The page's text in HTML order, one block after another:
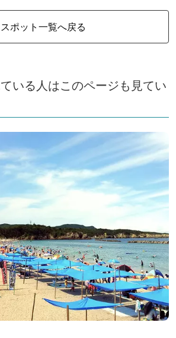
スポット一覧へ戻る
いる人はこのページも見てい